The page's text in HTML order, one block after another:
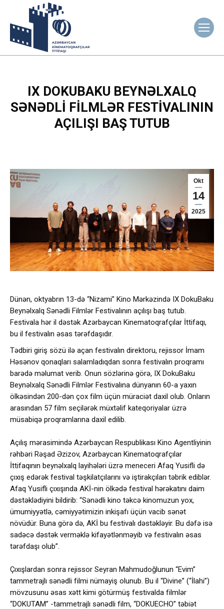
IX DOKUBAKU BEYNƏLXALQ
SƏNƏDLI FILMLƏR FESTIVALININ
AÇILIŞI BAŞ TUTUB
Okt
14
2025
Dünən, oktyabrın 13-də “Nizami” Kino Mərkəzində IX DokuBaku
Beynəlxalq Sənədli Filmlər Festivalının açılışı baş tutub.
Festivala hər il dəstək Azərbaycan Kinematoqrafçılar İttifaqı,
bu il festivalın əsas tərəfdaşıdır.
Tədbiri giriş sözü ilə açan festivalın direktoru, rejissor İmam
Həsənov qonaqları salamladıqdan sonra festivalın proqramı
barədə məlumat verib. Onun sözlərinə görə, IX DokuBaku
Beynəlxalq Sənədli Filmlər Festivalına dünyanın 60-a yaxın
ölkəsindən 200-dən çox film üçün müraciət daxil olub. Onların
arasından 57 film seçilərək müxtəlif kateqoriyalar üzrə
müsabiqə proqramlarına daxil edilib.
Açılış mərasimində Azərbaycan Respublikası Kino Agentliyinin
rəhbəri Rəşad Əzizov, Azərbaycan Kinematoqrafçılar
İttifaqının beynəlxalq layihələri üzrə meneceri Afaq Yusifli də
çıxış edərək festival təşkilatçılarını və iştirakçıları təbrik ediblər.
Afaq Yusifli çıxışında AKİ-nin ölkədə festival hərəkatını daim
dəstəklədiyini bildirib: “Sənədli kino təkcə kinomuzun yox,
ümumiyyətlə, cəmiyyətimizin inkişafı üçün vacib sənət
növüdür. Buna görə də, AKİ bu festivalı dəstəkləyir. Bu dəfə isə
sadəcə dəstək verməklə kifayətlənməyib və festivalın əsas
tərəfdaşı olub”.
Çıxışlardan sonra rejissor Seyran Mahmudoğlunun “Evim”
tammetrajlı sənədli filmi nümayiş olunub. Bu il “Divine” (“İlahi”)
mövzusunu əsas xətt kimi götürmüş festivalda filmlər
“DOKUTAM” -tammetrajlı sənədli film, “DOKUECHO” təbiət